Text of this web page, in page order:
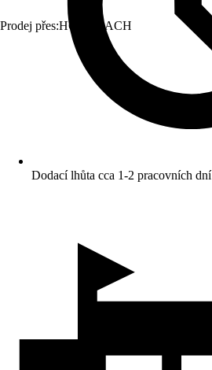
Prodej přes:HORNBACH
Dodací lhůta cca 1-2 pracovních dní